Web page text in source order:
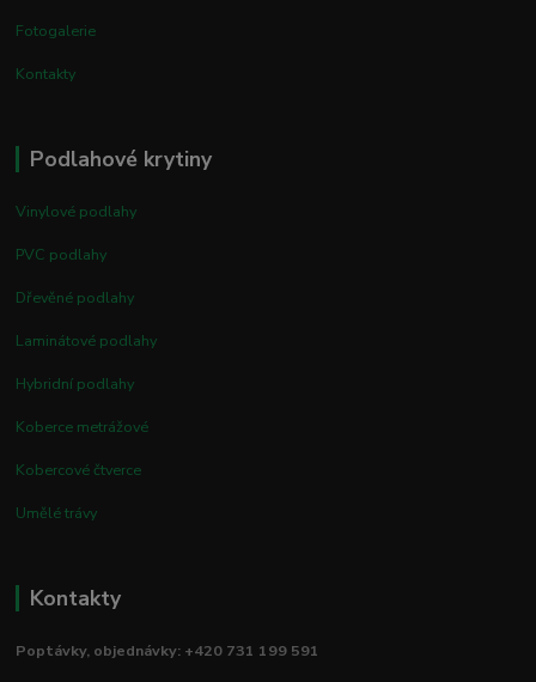
Fotogalerie
Kontakty
Podlahové krytiny
Vinylové podlahy
PVC podlahy
Dřevěné podlahy
Laminátové podlahy
Hybridní podlahy
Koberce metrážové
Kobercové čtverce
Umělé trávy
Kontakty
Poptávky, objednávky: +420 731 199 591